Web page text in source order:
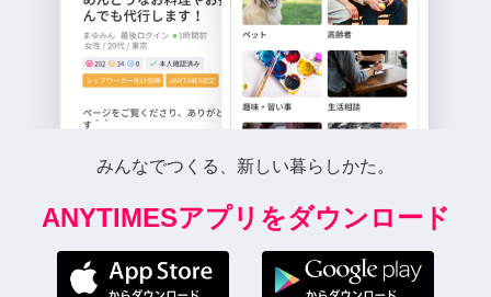
みんなでつくる、新しい暮らしかた。
ANYTIMESアプリをダウンロード